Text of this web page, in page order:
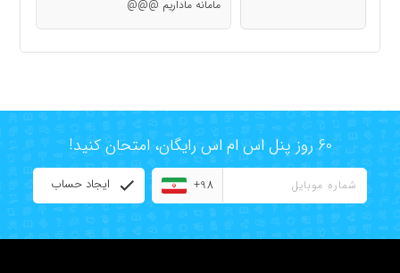
مامانه ماداریم @@@
60 روز پنل اس ام اس رایگان، امتحان کنید!
+98 ایجاد حساب